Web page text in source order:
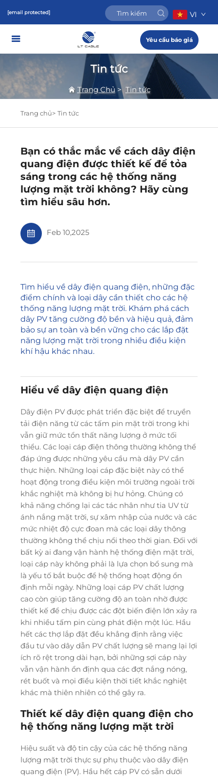
[email protected] VI
Yêu cầu báo giá
Tin tức
Trang Chủ> Tin tức
Trang chủ> Tin tức
Bạn có thắc mắc về cách dây điện
quang điện được thiết kế để tỏa
sáng trong các hệ thống năng
lượng mặt trời không? Hãy cùng
tìm hiểu sâu hơn.
Feb 10,2025
Tìm hiểu về dây điện quang điện, những đặc
điểm chính và loại dây cần thiết cho các hệ
thống năng lượng mặt trời. Khám phá cách
dây PV tăng cường độ bền và hiệu quả, đảm
bảo sự an toàn và bền vững cho các lắp đặt
năng lượng mặt trời trong nhiều điều kiện
khí hậu khác nhau.
Hiểu về dây điện quang điện
Dây điện PV được phát triển đặc biệt để truyền
tải điện năng từ các tấm pin mặt trời trong khi
vẫn giữ mức tổn thất năng lượng ở mức tối
thiểu. Các loại cáp điện thông thường không thể
đáp ứng được những yêu cầu mà dây PV cần
thực hiện. Những loại cáp đặc biệt này có thể
hoạt động trong điều kiện môi trường ngoài trời
khắc nghiệt mà không bị hư hỏng. Chúng có
khả năng chống lại các tác nhân như tia UV từ
ánh nắng mặt trời, sự xâm nhập của nước và các
mức nhiệt độ cực đoan mà các loại dây thông
thường không thể chịu nổi theo thời gian. Đối với
bất kỳ ai đang vận hành hệ thống điện mặt trời,
loại cáp này không phải là lựa chọn bổ sung mà
là yếu tố bắt buộc để hệ thống hoạt động ổn
định mỗi ngày. Những loại cáp PV chất lượng
cao còn giúp tăng cường độ an toàn nhờ được
thiết kế để chịu được các đột biến điện lớn xảy ra
khi nhiều tấm pin cùng phát điện một lúc. Hầu
hết các thợ lắp đặt đều khẳng định rằng việc
đầu tư vào dây dẫn PV chất lượng sẽ mang lại lợi
ích rõ rệt trong dài hạn, bởi những sợi cáp này
vẫn vận hành ổn định qua các đợt nắng nóng,
rét buốt và mọi điều kiện thời tiết khắc nghiệt
khác mà thiên nhiên có thể gây ra.
Thiết kế dây điện quang điện cho
hệ thống năng lượng mặt trời
Hiệu suất và độ tin cậy của các hệ thống năng
lượng mặt trời thực sự phụ thuộc vào dây điện
quang điện (PV). Hầu hết cáp PV có sẵn dưới